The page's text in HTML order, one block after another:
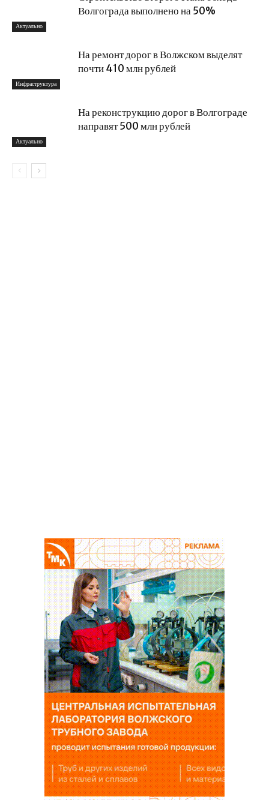
Актуально
Волгограда выполнено на 50%
Инфраструктура
На ремонт дорог в Волжском выделят
почти 410 млн рублей
Актуально
На реконструкцию дорог в Волгограде
направят 500 млн рублей